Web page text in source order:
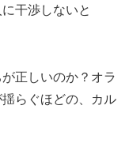
干渉しないと
正しいのか？オラ
らぐほどの、カル